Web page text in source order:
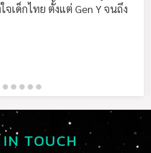
จเด็กไทย ตั้งแต่ Gen Y จนถึง
TOUCH